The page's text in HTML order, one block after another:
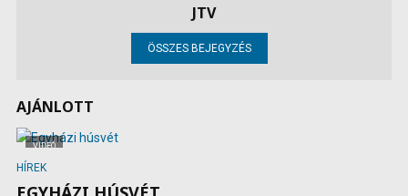
JTV
ÖSSZES BEJEGYZÉS
AJÁNLOTT
VIDEÓ
HÍREK